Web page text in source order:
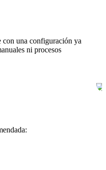
con una configuración ya
ni procesos